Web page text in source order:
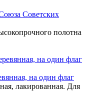
Советских
полотна
на один флаг
лакированная. Для